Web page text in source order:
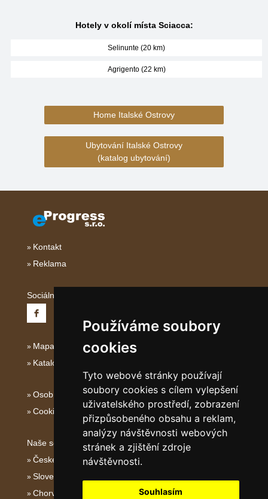
Používáme soubory
cookies
Tyto webové stránky používají
soubory cookies s cílem vylepšení
uživatelského prostředí, zobrazení
přizpůsobeného obsahu a reklam,
analýzy návštěvnosti webových
stránek a zjištění zdroje
návštěvnosti.
Souhlasím
Hotely v okolí místa Sciacca:
Selinunte (20 km)
Agrigento (22 km)
Home Italské Ostrovy
Ubytování Italské Ostrovy
(katalog ubytování)
Kontakt
Reklama
Sociální sítě:
Mapa serveru Italské Ostrovy
Katalog ubytování
Osobní údaje
Cookies
Naše servery:
České hory
Slovenské hory
Chorvatsko